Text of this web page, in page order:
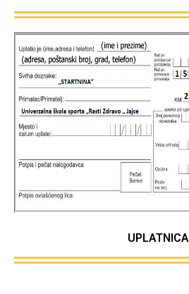
UPLATNICA